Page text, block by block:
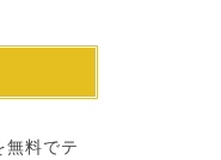
無料でテ